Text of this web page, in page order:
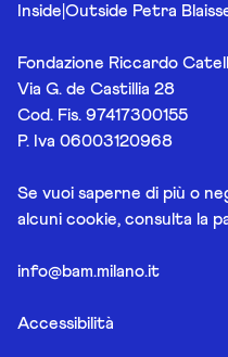
Inside|Outside Petra
Fondazione Riccardo
Via G. de Castillia 28
Cod. Fis. 97417300155
P. Iva 06003120968
Se vuoi saperne di più o
alcuni cookie, consulta la
info@bam.milano.it
Accessibilità